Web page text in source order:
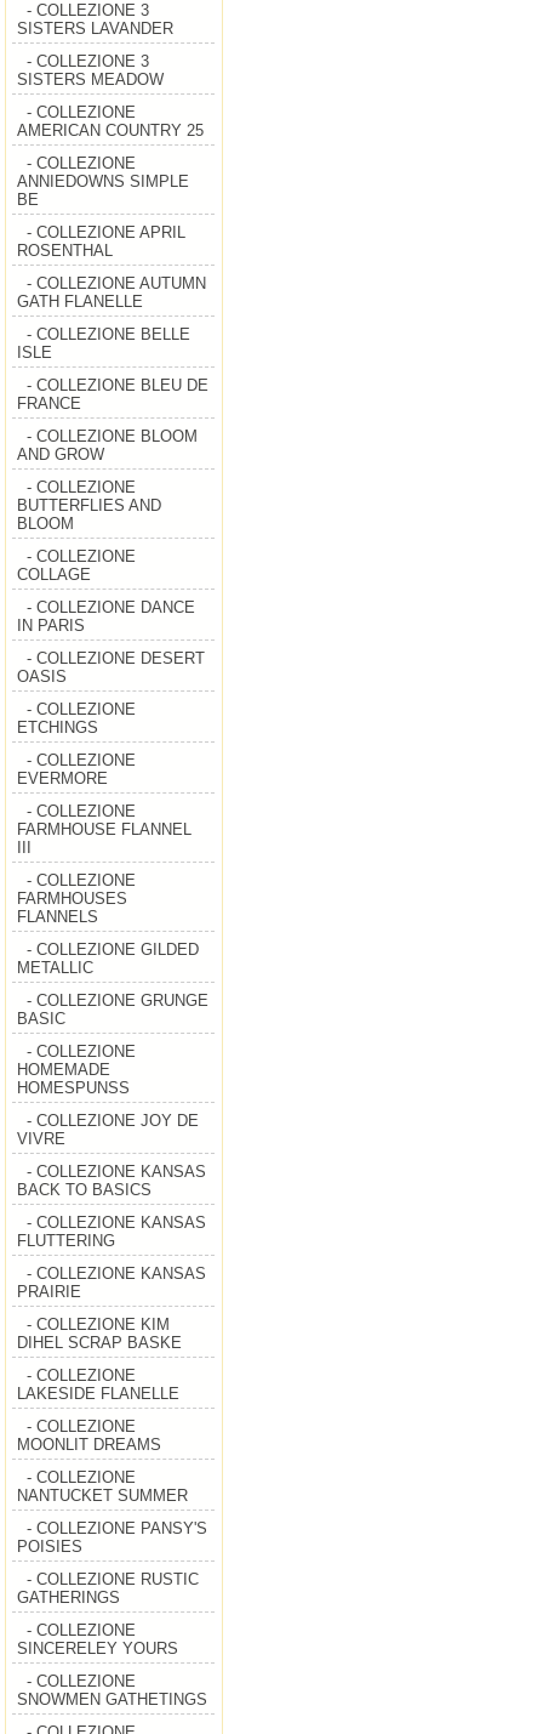
- COLLEZIONE 3
SISTERS LAVANDER
- COLLEZIONE 3
SISTERS MEADOW
- COLLEZIONE
AMERICAN COUNTRY 25
- COLLEZIONE
ANNIEDOWNS SIMPLE
BE
- COLLEZIONE APRIL
ROSENTHAL
- COLLEZIONE AUTUMN
GATH FLANELLE
- COLLEZIONE BELLE
ISLE
- COLLEZIONE BLEU DE
FRANCE
- COLLEZIONE BLOOM
AND GROW
- COLLEZIONE
BUTTERFLIES AND
BLOOM
- COLLEZIONE
COLLAGE
- COLLEZIONE DANCE
IN PARIS
- COLLEZIONE DESERT
OASIS
- COLLEZIONE
ETCHINGS
- COLLEZIONE
EVERMORE
- COLLEZIONE
FARMHOUSE FLANNEL
- COLLEZIONE
FARMHOUSES
FLANNELS
- COLLEZIONE GILDED
METALLIC
- COLLEZIONE GRUNGE
BASIC
- COLLEZIONE
HOMEMADE
HOMESPUNSS
- COLLEZIONE JOY DE
VIVRE
- COLLEZIONE KANSAS
BACK TO BASICS
- COLLEZIONE KANSAS
FLUTTERING
- COLLEZIONE KANSAS
PRAIRIE
- COLLEZIONE KIM
DIHEL SCRAP BASKE
- COLLEZIONE
LAKESIDE FLANELLE
- COLLEZIONE
MOONLIT DREAMS
- COLLEZIONE
NANTUCKET SUMMER
- COLLEZIONE PANSY'S
POISIES
- COLLEZIONE RUSTIC
GATHERINGS
- COLLEZIONE
SINCERELEY YOURS
- COLLEZIONE
SNOWMEN GATHETINGS